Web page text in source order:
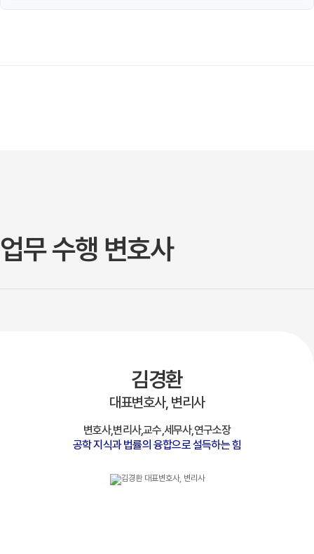
업무 수행 변호사
김경환
대표변호사, 변리사
변호사,변리사,교수,세무사,연구소장
공학 지식과 법률의 융합으로 설득하는 힘